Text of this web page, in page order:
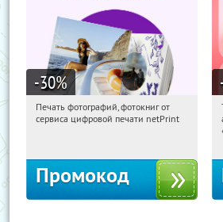
-30%
15:27:08 Получили:
Печать фотографий, фотокниг от
сервиса цифровой печати netPrint
Промокод